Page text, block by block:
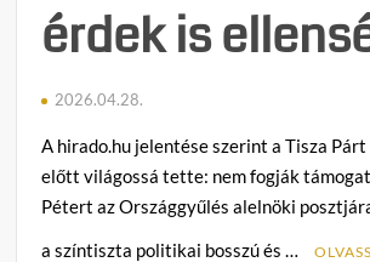
érdek is
2026.04.28.
A hirado.hu jelentése szerint a Tisza Párt
előtt világossá tette: nem fogják
Pétert az Országgyűlés alelnöki
a színtiszta politikai bosszú és …